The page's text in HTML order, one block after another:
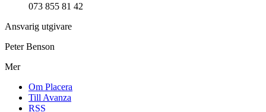
073 855 81 42
Ansvarig utgivare
Peter Benson
Mer
Om Placera
Till Avanza
RSS